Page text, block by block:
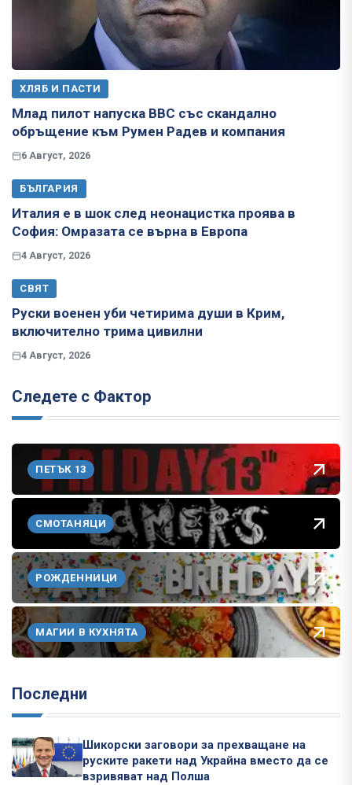
ХЛЯБ И ПАСТИ
Млад пилот напуска ВВС със скандално
обръщение към Румен Радев и компания
6 Август, 2026
БЪЛГАРИЯ
Италия е в шок след неонацистка проява в
София: Омразата се върна в Европа
4 Август, 2026
СВЯТ
Руски военен уби четирима души в Крим,
включително трима цивилни
4 Август, 2026
Следете с Фактор
ПЕТЪК 13
СМОТАНЯЦИ
РОЖДЕННИЦИ
МАГИИ В КУХНЯТА
Последни
Шикорски заговори за прехващане на
руските ракети над Украйна вместо да се
взривяват над Полша